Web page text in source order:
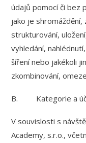
údajů pomocí či bez
jako je shromáždění,
strukturování,
vyhledání,
šíření nebo jakékoli
zkombinování,
B. Kategorie a
V souvislosti s
Academy, s.r.o.,